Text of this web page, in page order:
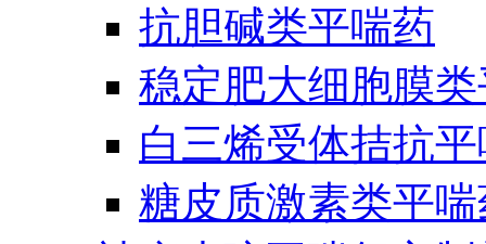
抗胆碱类平喘药
稳定肥大细胞膜
白三烯受体拮抗
糖皮质激素类平